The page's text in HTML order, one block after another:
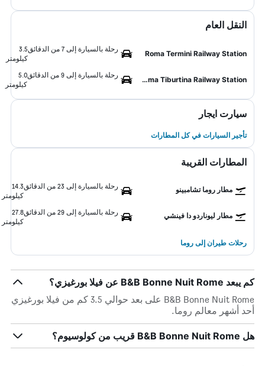
النقل العام
Roma Termini Railway Station
رحلة بالسيارة إلى 7 من الدقائق
3.5
كيلومتر
Roma Tiburtina Railway Station
رحلة بالسيارة إلى 9 من الدقائق
5.0
كيلومتر
سيارت ايجار
تأجير السيارات في كل المطارات
المطارات القريبة
مطار روما تشامبينو رحلة بالسيارة إلى 23 من الدقائق
14.3
كيلومتر
مطار ليوناردو دا فينشي رحلة بالسيارة إلى 29 من الدقائق
27.8
كيلومتر
رحلات طيران إلى روما
كم يبعد B&B Bonne Nuit Rome عن فيلا بورغيزي؟
B&B Bonne Nuit Rome على بعد حوالي 3.5 كم من فيلا بورغيزي
أحد أشهر معالم روما.
هل B&B Bonne Nuit Rome قريب من كولوسيوم؟